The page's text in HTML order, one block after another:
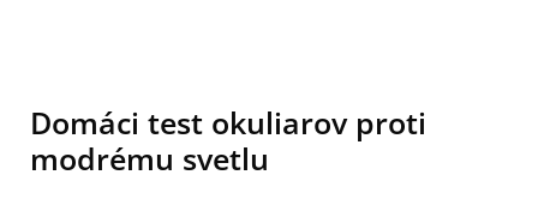
Domáci test okuliarov proti
modrému svetlu